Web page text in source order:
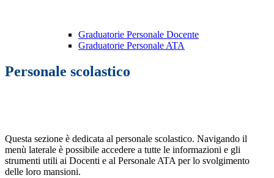
Graduatorie Personale Docente
Graduatorie Personale ATA
Personale scolastico
Questa sezione è dedicata al personale scolastico. Navigando il
menù laterale è possibile accedere a tutte le informazioni e gli
strumenti utili ai Docenti e al Personale ATA per lo svolgimento
delle loro mansioni.